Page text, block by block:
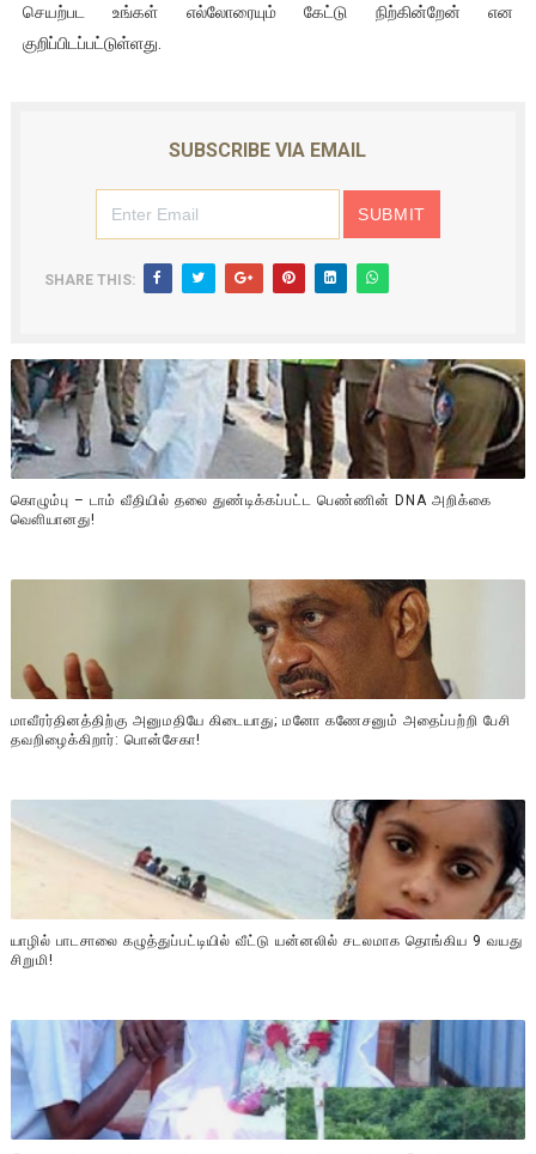
செயற்பட உங்கள் எல்லோரையும் கேட்டு நிற்கின்றேன் என
குறிப்பிடப்பட்டுள்ளது.
SUBSCRIBE VIA EMAIL
SHARE THIS:
கொழும்பு – டாம் வீதியில் தலை துண்டிக்கப்பட்ட பெண்ணின் DNA அறிக்கை
வௌியானது!
மாவீரர்தினத்திற்கு அனுமதியே கிடையாது; மனோ கணேசனும் அதைப்பற்றி பேசி
தவறிழைக்கிறார்: பொன்சேகா!
யாழில் பாடசாலை கழுத்துப்பட்டியில் வீட்டு யன்னலில் சடலமாக தொங்கிய 9 வயது
சிறுமி!